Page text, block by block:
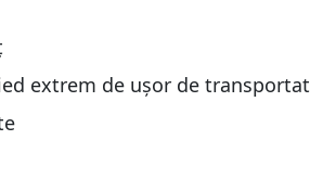
extrem de ușor de transportat